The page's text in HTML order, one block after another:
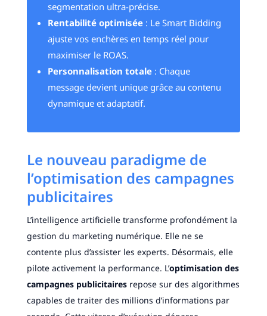
segmentation ultra-précise.
Rentabilité optimisée: Le Smart Bidding
ajuste vos enchères en temps réel pour
maximiser le ROAS.
Personnalisation totale: Chaque
message devient unique grâce au contenu
dynamique et adaptatif.
Le nouveau paradigme de
l’optimisation des campagnes
publicitaires
L’intelligence artificielle transforme profondément la
gestion du marketing numérique. Elle ne se
contente plus d’assister les experts. Désormais, elle
pilote activement la performance. L’optimisation des
campagnes publicitairesrepose sur des algorithmes
capables de traiter des millions d’informations par